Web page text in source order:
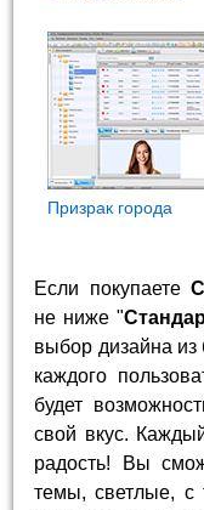
Призрак города
Если покупаете
не ниже "
выбор дизайна из
каждого
будет
свой вкус.
радость! Вы
темы, светлые,